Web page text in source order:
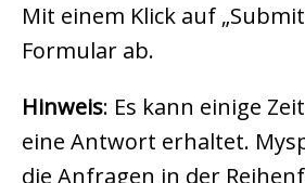
Mit einem Klick auf
Formular ab.
Hinweis: Es kann einige
eine Antwort erhaltet.
die Anfragen in der